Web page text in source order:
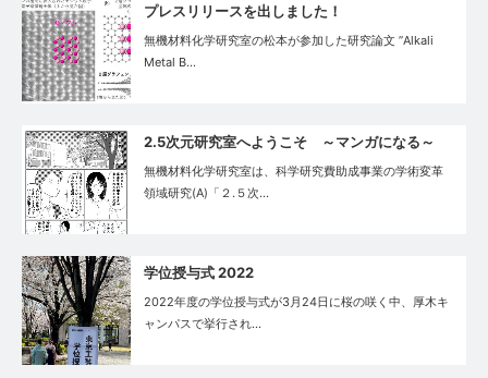
プレスリリースを出しました！
無機材料化学研究室の松本が参加した研究論文 ”Alkali
Metal B…
2.5次元研究室へようこそ ～マンガになる～
無機材料化学研究室は、科学研究費助成事業の学術変革
領域研究(A)「２.５次…
学位授与式 2022
2022年度の学位授与式が3月24日に桜の咲く中、厚木キ
ャンパスで挙行され…